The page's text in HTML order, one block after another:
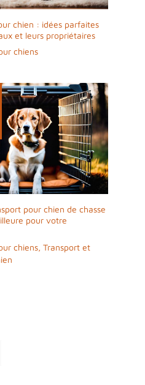
chien : idées parfaites
et leurs propriétaires
chiens
pour chien de chasse
pour votre
chiens, Transport et